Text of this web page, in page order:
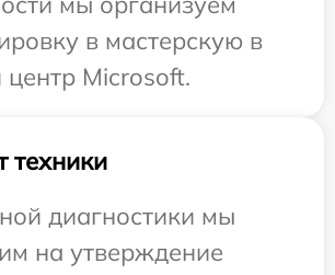
в мастерскую в
Microsoft.
техники
диагностики мы
на утверждение